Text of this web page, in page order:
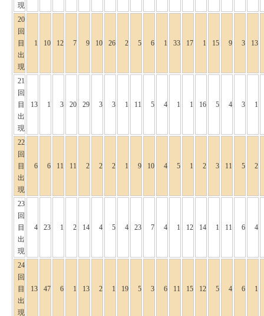
現
20
回
目
出
現
1 10 12 7 9 10 26 2 5 6 1 33 17 1 15 9 3 13
21
回
目
出
現
13 1 3 20 29 3 3 1 11 5 4 1 1 16 5 4 3 1
22
回
目
出
現
6 6 11 11 2 2 2 1 9 10 4 5 1 2 3 11 5 2
23
回
目
出
現
4 23 1 2 14 4 5 4 23 7 4 1 12 14 1 11 6 4
24
回
目
出
現
13 47 6 1 13 2 1 19 5 3 6 11 15 12 5 4 6 1